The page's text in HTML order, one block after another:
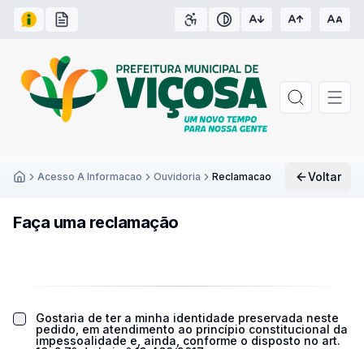
Acesso à Informação
Carta de Serviços Acessibilidade
Contraste
Acesso A Informacao Ouvidoria Reclamacao Voltar
Faça uma reclamação
Gostaria de ter a minha identidade preservada neste
pedido, em atendimento ao princípio constitucional da
impessoalidade e, ainda, conforme o disposto no art.